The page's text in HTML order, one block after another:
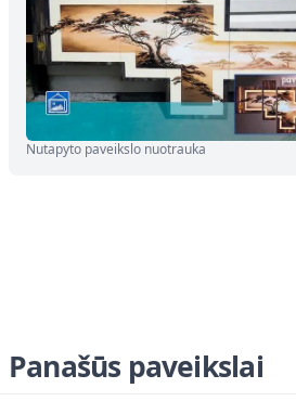
Nutapyto paveikslo nuotrauka
Panašūs paveikslai